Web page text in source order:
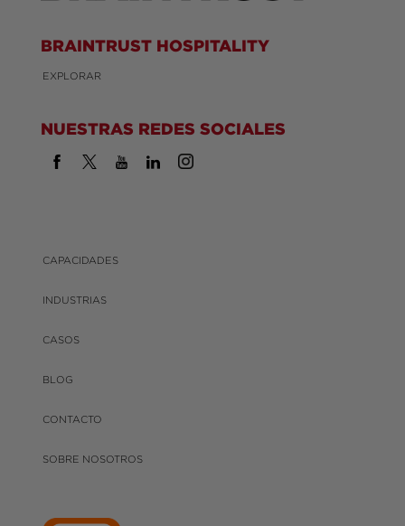
BRAINTRUST HOSPITALITY
EXPLORAR
NUESTRAS REDES SOCIALES
CAPACIDADES
INDUSTRIAS
CASOS
BLOG
CONTACTO
SOBRE NOSOTROS